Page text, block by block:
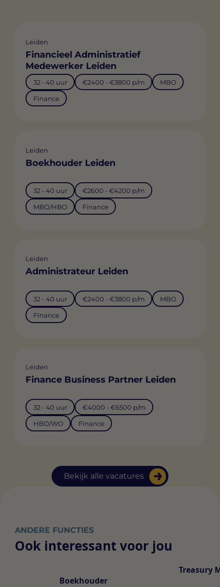
Bekijk alle vacatures
Leiden
Financieel Administratief
Medewerker Leiden
32 - 40 uur €2400 - €3800 p/m MBO
Finance
Leiden
Boekhouder Leiden
32 - 40 uur €2600 - €4200 p/m
MBO/HBO Finance
Leiden
Administrateur Leiden
32 - 40 uur €2400 - €3800 p/m MBO
Finance
Leiden
Finance Business Partner Leiden
32 - 40 uur €4000 - €6500 p/m
HBO/WO Finance
ANDERE FUNCTIES
Ook interessant voor jou
Boekhouder
Treasury